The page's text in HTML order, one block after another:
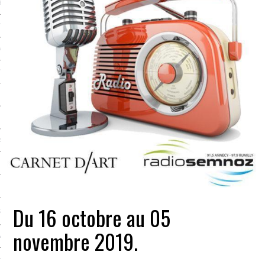
GUERRE
Du 16 octobre au 05
novembre 2019.